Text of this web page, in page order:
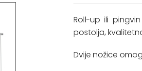
Roll-up ili
postolja,
Dvije nožice